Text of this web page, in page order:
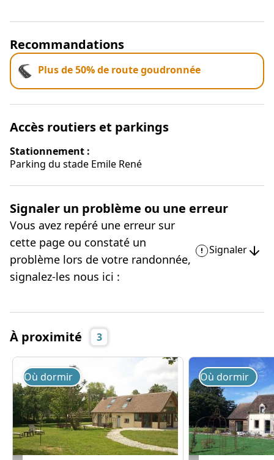
Recommandations
Plus de 50% de route goudronnée
Accès routiers et parkings
Stationnement :
Parking du stade Emile René
Signaler un problème ou une erreur
Vous avez repéré une erreur sur
cette page ou constaté un
problème lors de votre randonnée,
signalez-les nous ici :
Signaler
À proximité 3
Où dormir Où dormir